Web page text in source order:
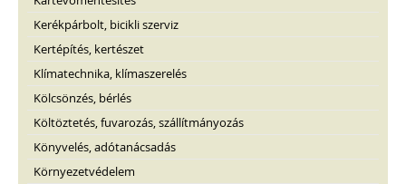
Kerékpárbolt, bicikli szerviz
Kertépítés, kertészet
Klímatechnika, klímaszerelés
Kölcsönzés, bérlés
Költöztetés, fuvarozás, szállítmányozás
Könyvelés, adótanácsadás
Környezetvédelem